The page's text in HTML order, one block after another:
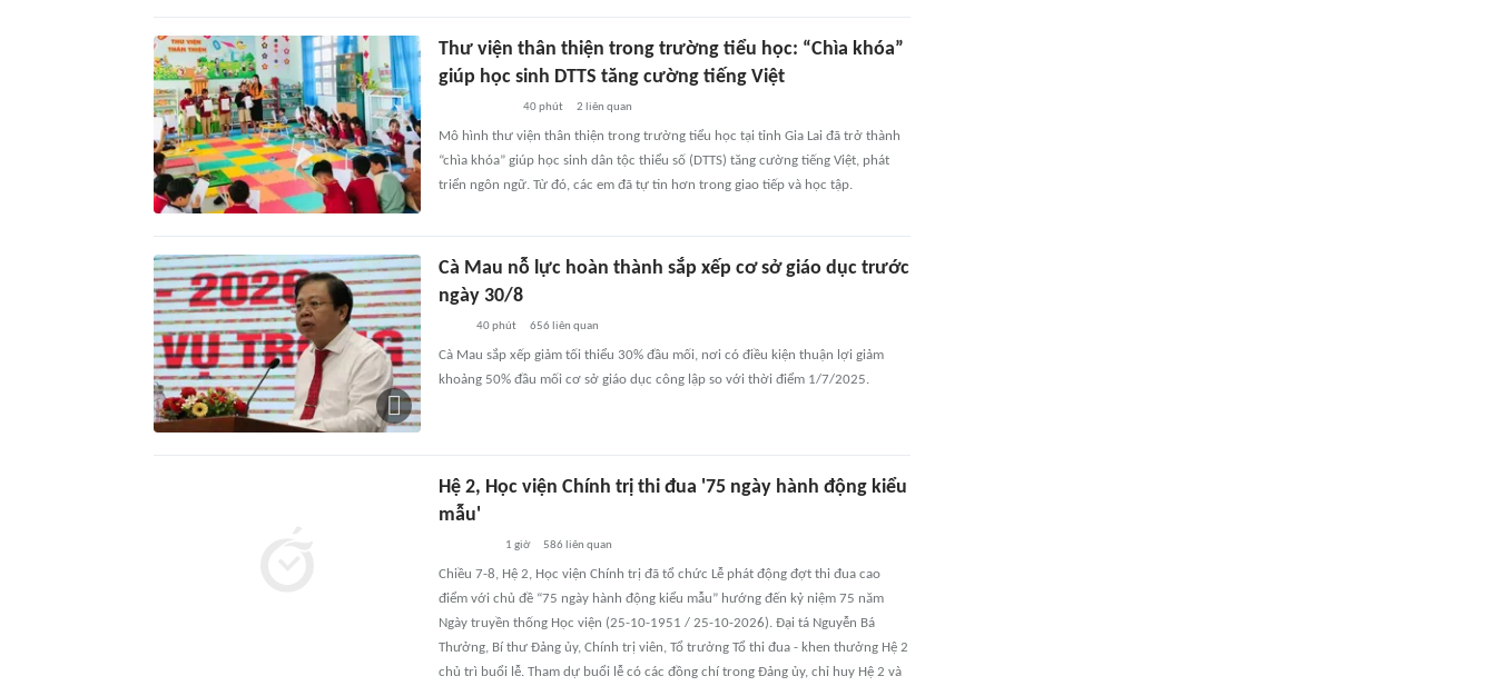
Thư viện thân thiện trong trường tiểu học: “Chìa khóa”
giúp học sinh DTTS tăng cường tiếng Việt
40 phút 2 liên quan
Mô hình thư viện thân thiện trong trường tiểu học tại tỉnh Gia Lai đã trở thành
“chìa khóa” giúp học sinh dân tộc thiểu số (DTTS) tăng cường tiếng Việt, phát
triển ngôn ngữ. Từ đó, các em đã tự tin hơn trong giao tiếp và học tập.
Cà Mau nỗ lực hoàn thành sắp xếp cơ sở giáo dục trước
ngày 30/8
40 phút 656 liên quan
Cà Mau sắp xếp giảm tối thiểu 30% đầu mối, nơi có điều kiện thuận lợi giảm
khoảng 50% đầu mối cơ sở giáo dục công lập so với thời điểm 1/7/2025.
Hệ 2, Học viện Chính trị thi đua '75 ngày hành động kiểu
mẫu'
1 giờ 586 liên quan
Chiều 7-8, Hệ 2, Học viện Chính trị đã tổ chức Lễ phát động đợt thi đua cao
điểm với chủ đề “75 ngày hành động kiểu mẫu” hướng đến kỷ niệm 75 năm
Ngày truyền thống Học viện (25-10-1951 / 25-10-2026). Đại tá Nguyễn Bá
Thưởng, Bí thư Đảng ủy, Chính trị viên, Tổ trưởng Tổ thi đua - khen thưởng Hệ 2
chủ trì buổi lễ. Tham dự buổi lễ có các đồng chí trong Đảng ủy, chỉ huy Hệ 2 và